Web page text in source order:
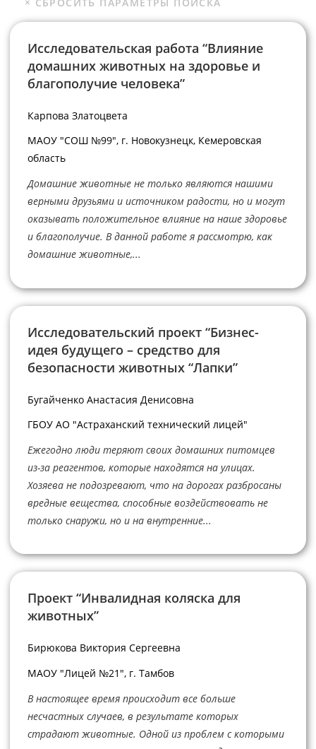
Исследовательская работа “Влияние
домашних животных на здоровье и
благополучие человека”
Карпова Златоцвета
МАОУ "СОШ №99", г. Новокузнецк, Кемеровская
область
Домашние животные не только являются нашими
верными друзьями и источником радости, но и могут
оказывать положительное влияние на наше здоровье
и благополучие. В данной работе я рассмотрю, как
домашние животные,...
Исследовательский проект “Бизнес-
идея будущего – средство для
безопасности животных “Лапки”
Бугайченко Анастасия Денисовна
ГБОУ АО "Астраханский технический лицей"
Ежегодно люди теряют своих домашних питомцев
из-за реагентов, которые находятся на улицах.
Хозяева не подозревают, что на дорогах разбросаны
вредные вещества, способные воздействовать не
только снаружи, но и на внутренние...
Проект “Инвалидная коляска для
животных”
Бирюкова Виктория Сергеевна
МАОУ "Лицей №21", г. Тамбов
В настоящее время происходит все больше
несчастных случаев, в результате которых
страдают животные. Одной из проблем с которыми